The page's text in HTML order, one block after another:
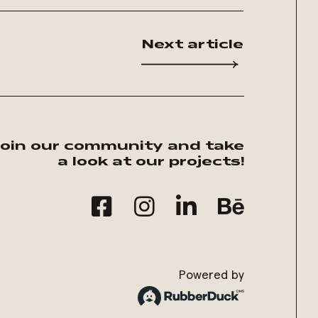
Next article
our community and take
a look at our projects!
Powered by